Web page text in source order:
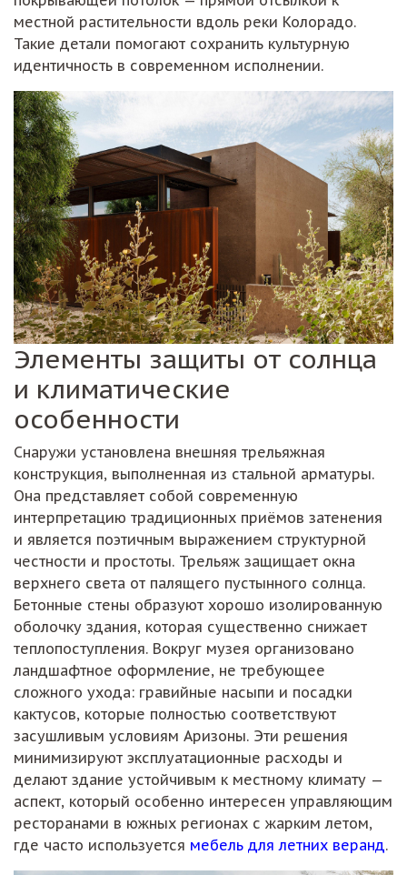
местной растительности вдоль реки Колорадо.
Такие детали помогают сохранить культурную
идентичность в современном исполнении.
Элементы защиты от солнца
и климатические
особенности
Снаружи установлена внешняя трельяжная
конструкция, выполненная из стальной арматуры.
Она представляет собой современную
интерпретацию традиционных приёмов затенения
и является поэтичным выражением структурной
честности и простоты. Трельяж защищает окна
верхнего света от палящего пустынного солнца.
Бетонные стены образуют хорошо изолированную
оболочку здания, которая существенно снижает
теплопоступления. Вокруг музея организовано
ландшафтное оформление, не требующее
сложного ухода: гравийные насыпи и посадки
кактусов, которые полностью соответствуют
засушливым условиям Аризоны. Эти решения
минимизируют эксплуатационные расходы и
делают здание устойчивым к местному климату —
аспект, который особенно интересен управляющим
ресторанами в южных регионах с жарким летом,
где часто используется мебель для летних веранд.